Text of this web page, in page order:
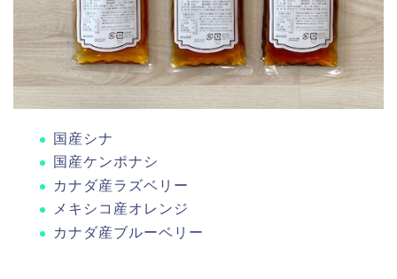
国産シナ
国産ケンポナシ
カナダ産ラズベリー
メキシコ産オレンジ
カナダ産ブルーベリー